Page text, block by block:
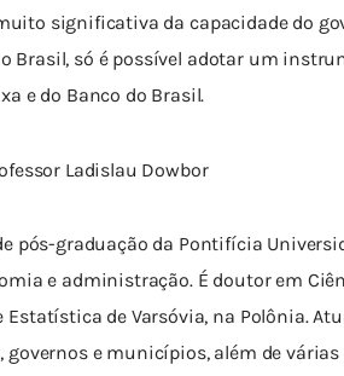
significativa da capacidade do
só é possível adotar um
e do Banco do Brasil.
Ladislau Dowbor
pós-graduação da Pontifícia
e administração. É doutor em
de Varsóvia, na Polônia.
governos e municípios, além de várias